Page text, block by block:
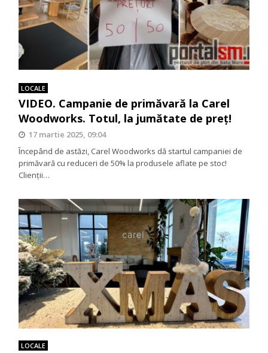
LOCALE
VIDEO. Campanie de primăvară la Carel
Woodworks. Totul, la jumătate de preţ!
17 martie 2025, 09:04
Începând de astăzi, Carel Woodworks dă startul campaniei de
primăvară cu reduceri de 50% la produsele aflate pe stoc!
Clienții…
LOCALE